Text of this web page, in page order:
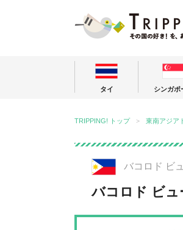
タイ シンガポ
TRIPPING! トップ 東南アジア
バコロド ビ
バコロド ビュ